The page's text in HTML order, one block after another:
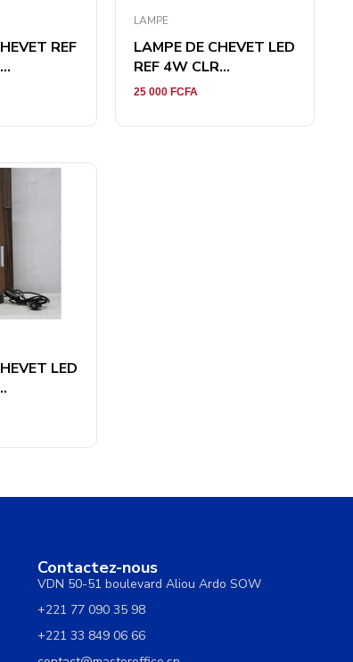
REF
LAMPE
LAMPE DE CHEVET LED
REF 4W CLR...
25 000 FCFA
LED
Contactez-nous
VDN 50-51 boulevard Aliou Ardo SOW
+221 77 090 35 98
+221 33 849 06 66